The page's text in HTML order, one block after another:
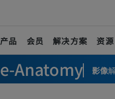
产品 会员 解决方案 资源
e-Anatomy 影像